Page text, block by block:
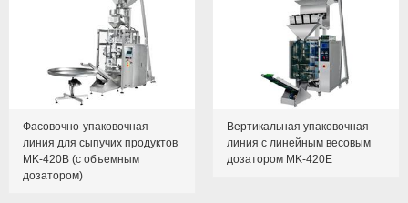
Фасовочно-упаковочная
линия для сыпучих продуктов
MK-420B (с объемным
дозатором)
Вертикальная упаковочная
линия с линейным весовым
дозатором MK-420E